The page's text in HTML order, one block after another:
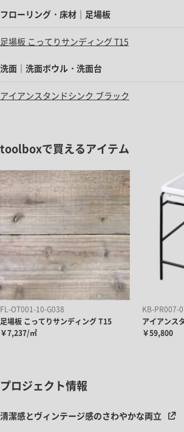
フローリング・床材｜足場板
足場板 こってりサンディング T15
洗面｜洗面ボウル・洗面台
アイアンスタンドシンク ブラック
toolboxで買えるアイテム
FL-OT001-10-G038
足場板 こってりサンディング T15
￥7,237/㎡
KB-PR007-
アイアンス
￥59,800
プロジェクト情報
清潔感とヴィンテージ感のさわやかな両立